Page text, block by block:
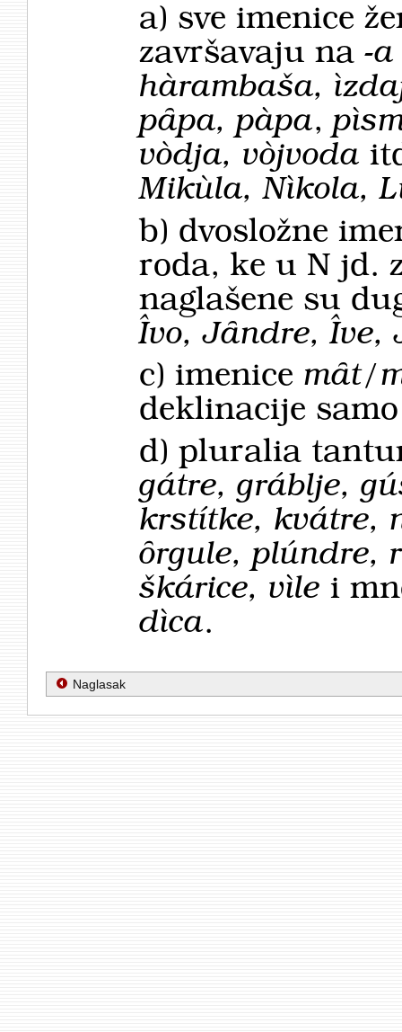
a) sve imenice
završavaju na-a
hàrambaša,
pȃpa, pàpa,
vòdja, vòjvoda
Mikùla, Nìkola,
b) dvosložne
roda, ke u N jd.
naglašene su
Îvo, Jȃndre,
c) imenice mȃt/
deklinacije
d) pluralia
gátre, gráblje,
krstítke, kvátre,
ȏrgule, plúndre,
škárice, vìle i
dìca.
Naglasak